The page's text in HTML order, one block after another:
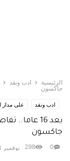
الرئيسية ادب ونقد
جاكسون
ادب ونقد على مدار
بعد 16
جاكسون
نوفمبر 24, 2025 0
298